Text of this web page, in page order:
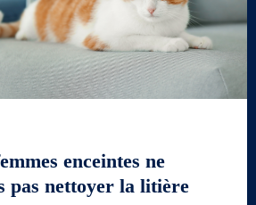
enceintes ne
pas nettoyer la litière